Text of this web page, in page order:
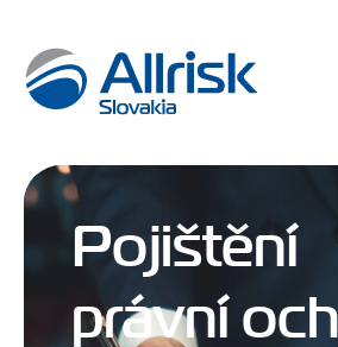
Pojištění
právní